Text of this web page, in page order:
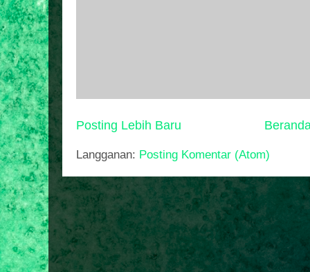
Posting Lebih Baru
Langganan: Posting Komentar (Atom)